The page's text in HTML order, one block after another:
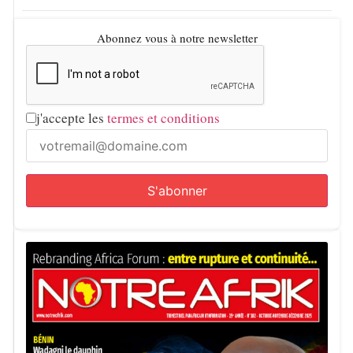
Notre Afrik avec AFP
Abonnez vous à notre newsletter
j'accepte les termes et conditions